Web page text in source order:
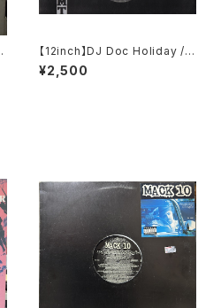
【12inch】DJ Doc Holiday / P
MX / (This Is My) Com.-Fu
sion / Act.1 / Kick It!! / Act.2
¥2,500